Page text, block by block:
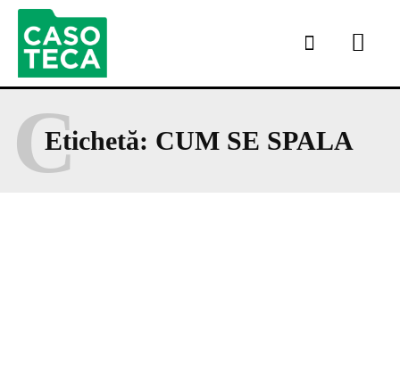
Etichetă: CUM SE SPALA
C